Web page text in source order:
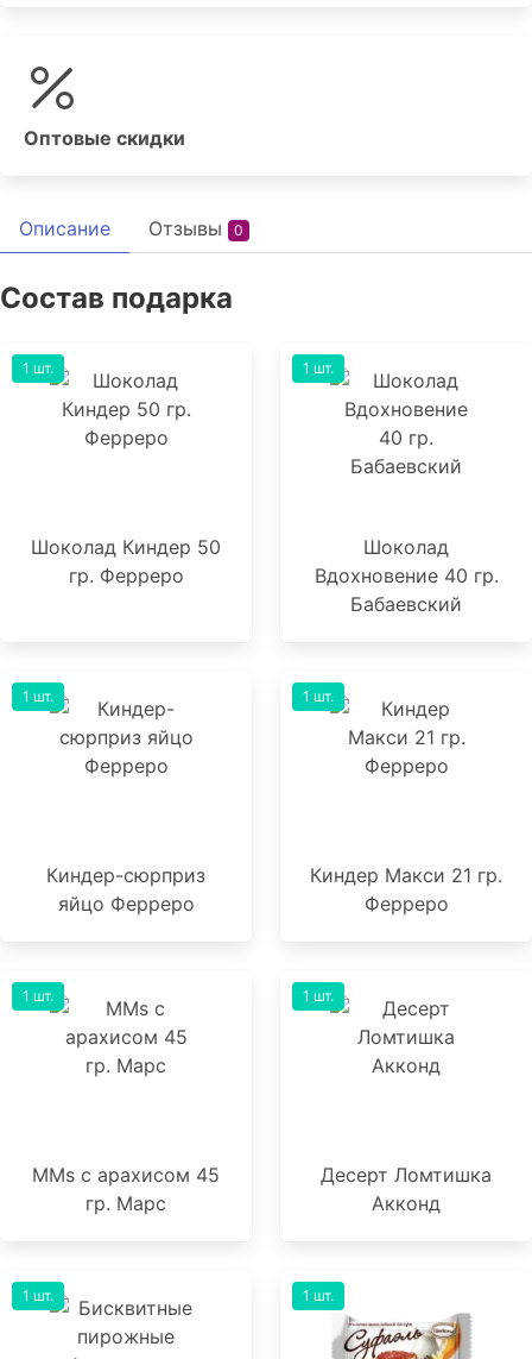
Оптовые скидки
Описание Отзывы 0
Состав подарка
Шоколад Киндер 50
гр. Ферреро
1 шт.
Шоколад
Вдохновение 40 гр.
Бабаевский
1 шт.
Киндер-сюрприз
яйцо Ферреро
1 шт.
Киндер Макси 21 гр.
Ферреро
1 шт.
MMs с арахисом 45
гр. Марс
1 шт.
Десерт Ломтишка
Акконд
1 шт.
1 шт. 1 шт.